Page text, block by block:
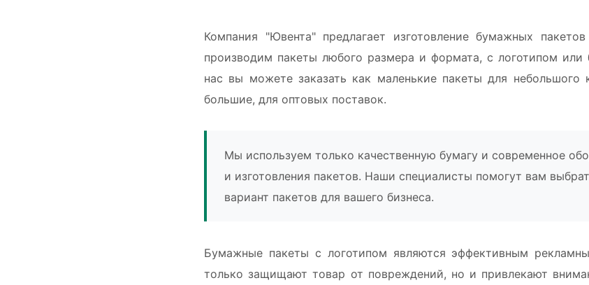
Компания "Ювента" предлагает изготовление бумажных
производим пакеты любого размера и формата, с логотипом или
нас вы можете заказать как маленькие пакеты для небольшого
большие, для оптовых поставок.
Мы используем только качественную бумагу и современное
и изготовления пакетов. Наши специалисты помогут вам
вариант пакетов для вашего бизнеса.
Бумажные пакеты с логотипом являются эффективным
только защищают товар от повреждений, но и привлекают